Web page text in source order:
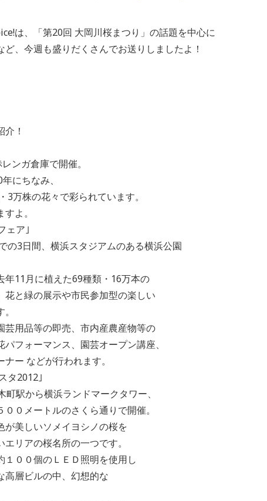
は、「第20回 大岡川桜まつり」の話題を中心に
、今週も盛りだくさんでお送りしましたよ！
！
ガ倉庫で開催。
ちなみ、
株の花々で彩られています。
よ。
ェア｣
日間、横浜スタジアムのある横浜公園
月に植えた69種類・16万本の
緑の展示や市民参加型の楽しい
品等の即売、市内産農産物等の
ォーマンス、園芸オープン講座、
などが行われます。
タ2012｣
から横浜ランドマークタワー、
メートルのさくら通りで開催。
しいソメイヨシノの桜を
アの桜名所の一つです。
０個のＬＥＤ照明を使用し
層ビルの中、幻想的な